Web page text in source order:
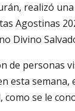
realizó
Agostinas
Divino
de personas
esta
se le